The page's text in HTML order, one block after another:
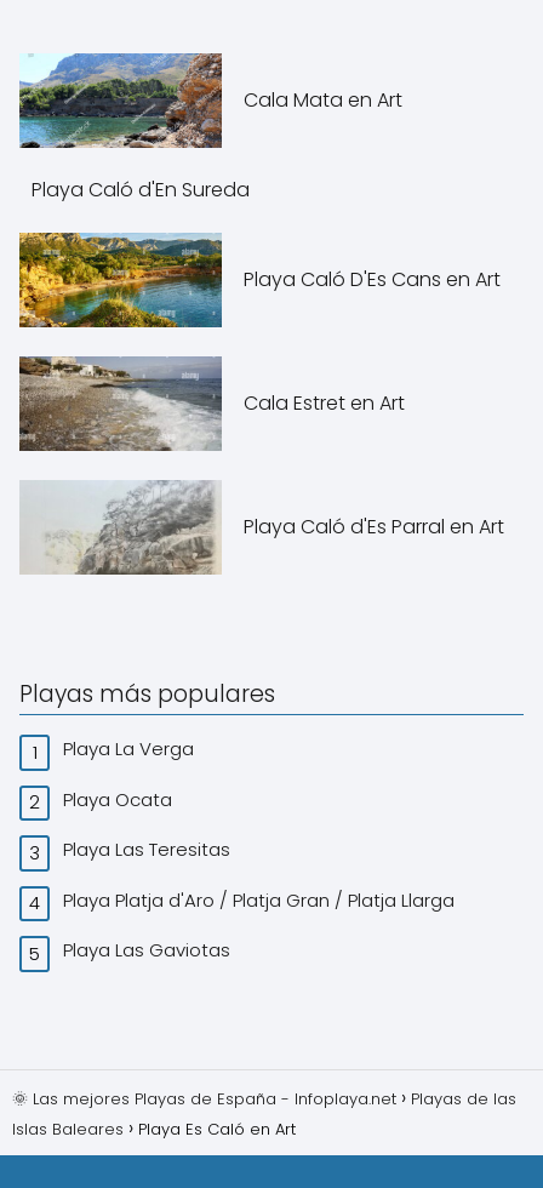
Cala Mata en Art
Playa Caló d'En Sureda
Playa Caló D'Es Cans en Art
Cala Estret en Art
Playa Caló d'Es Parral en Art
Playas más populares
Playa La Verga
Playa Ocata
Playa Las Teresitas
Playa Platja d'Aro / Platja Gran / Platja Llarga
Playa Las Gaviotas
🌞 Las mejores Playas de España - Infoplaya.net
Playas de las
Islas Baleares
Playa Es Caló en Art